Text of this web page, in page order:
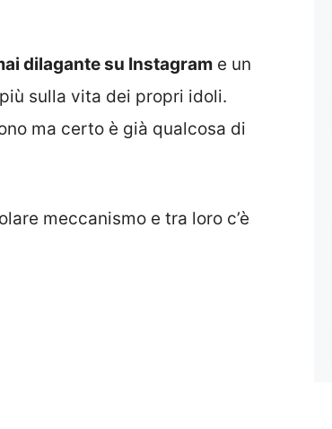
dilagante su Instagram e un
sulla vita dei propri idoli.
ma certo è già qualcosa di
meccanismo e tra loro c’è